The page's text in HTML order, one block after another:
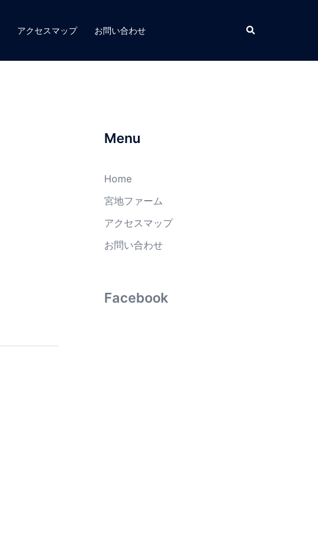
アクセスマップ お問い合わせ
Menu
Home
宮地ファーム
アクセスマップ
お問い合わせ
Facebook